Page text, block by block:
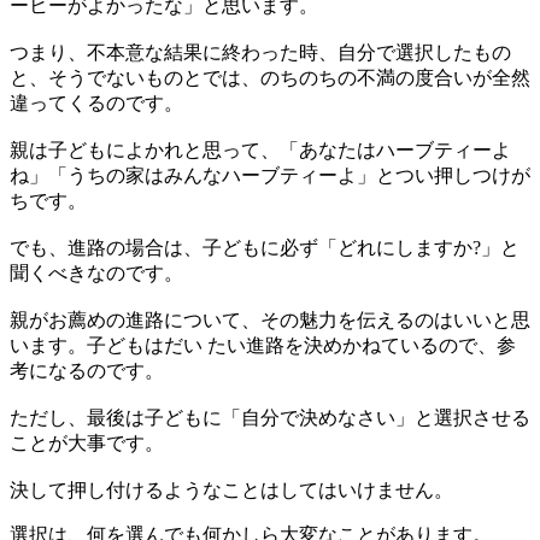
ーヒーがよかったな」と思います。
つまり、不本意な結果に終わった時、自分で選択したもの
と、そうでないものとでは、のちのちの不満の度合いが全然
違ってくるのです。
親は子どもによかれと思って、「あなたはハーブティーよ
ね」「うちの家はみんなハーブティーよ」とつい押しつけが
ちです。
でも、進路の場合は、子どもに必ず「どれにしますか?」と
聞くべきなのです。
親がお薦めの進路について、その魅力を伝えるのはいいと思
います。子どもはだい たい進路を決めかねているので、参
考になるのです。
ただし、最後は子どもに「自分で決めなさい」と選択させる
ことが大事です。
決して押し付けるようなことはしてはいけません。
選択は、何を選んでも何かしら大変なことがあります。